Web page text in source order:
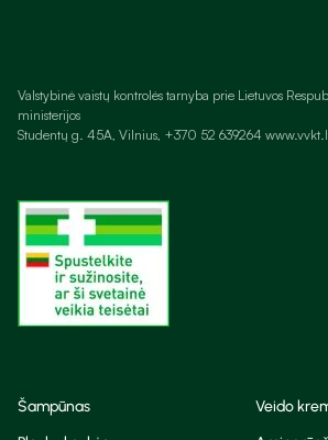
Valstybinė vaistų kontrolės tarnyba prie Lietuvos
ministerijos
Studentų g. 45A, Vilnius, +370 52 639264
Šampūnas
Veido